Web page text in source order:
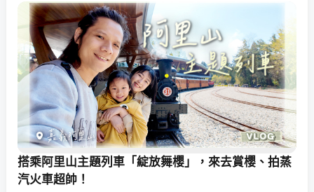
搭乘阿里山主題列車「綻放舞櫻」，來去賞櫻、拍蒸
汽火車超帥！